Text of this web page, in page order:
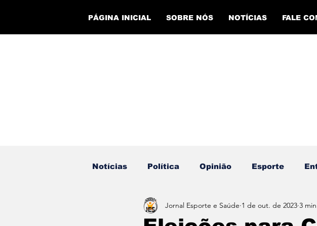
PÁGINA INICIAL SOBRE NÓS NOTÍCIAS FALE
Notícias Política Opinião Esporte
Eventos Cursos Evento Esportivo
Jornal Esporte e Saúde 1 de out. de 2023 3